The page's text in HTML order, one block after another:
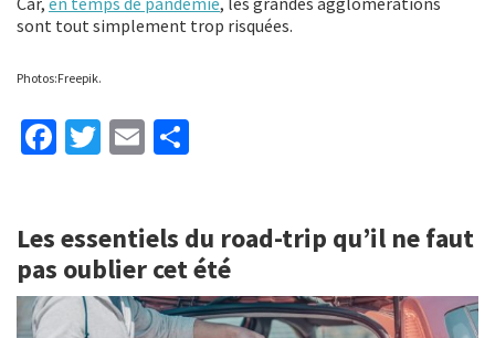
sont tout simplement trop risquées.
Photos:Freepik.
Fa
o
o
k
T
er
E
l
ge
r
Les essentiels du road-trip qu’il ne faut
pas oublier cet été